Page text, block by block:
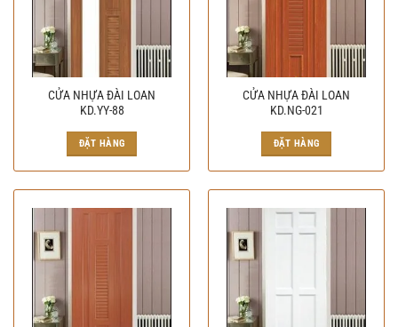
CỬA NHỰA ĐÀI LOAN
KD.YY-88
ĐẶT HÀNG
CỬA NHỰA ĐÀI LOAN
KD.NG-021
ĐẶT HÀNG